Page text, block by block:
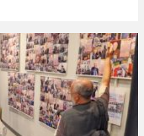
своего дела -
Посетить выставку